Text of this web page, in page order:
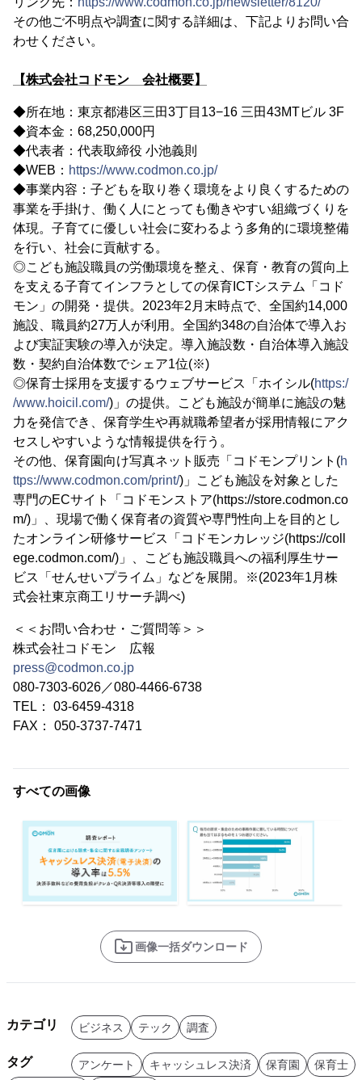
その他ご不明点や調査に関する詳細は、下記よりお問い合
わせください。
【株式会社コドモン 会社概要】
◆所在地：東京都港区三田3丁目13−16 三田43MTビル 3F
◆資本金：68,250,000円
◆代表者：代表取締役 小池義則
◆WEB： https://www.codmon.co.jp/
◆事業内容：子どもを取り巻く環境をより良くするための
事業を手掛け、働く人にとっても働きやすい組織づくりを
体現。子育てに優しい社会に変わるよう多角的に環境整備
を行い、社会に貢献する。
◎こども施設職員の労働環境を整え、保育・教育の質向上
を支える子育てインフラとしての保育ICTシステム「コド
モン」の開発・提供。2023年2月末時点で、全国約14,000
施設、職員約27万人が利用。全国約348の自治体で導入お
よび実証実験の導入が決定。導入施設数・自治体導入施設
数・契約自治体数でシェア1位(※)
◎保育士採用を支援するウェブサービス「ホイシル(https:/
/www.hoicil.com/)」の提供。こども施設が簡単に施設の魅
力を発信でき、保育学生や再就職希望者が採用情報にアク
セスしやすいような情報提供を行う。
その他、保育園向け写真ネット販売「コドモンプリント(h
ttps://www.codmon.com/print/)」こども施設を対象とした
専門のECサイト「コドモンストア(https://store.codmon.co
m/)」、現場で働く保育者の資質や専門性向上を目的とし
たオンライン研修サービス「コドモンカレッジ(https://coll
ege.codmon.com/)」、こども施設職員への福利厚生サー
ビス「せんせいプライム」などを展開。※(2023年1月株
式会社東京商工リサーチ調べ)
＜＜お問い合わせ・ご質問等＞＞
株式会社コドモン 広報
press@codmon.co.jp
080-7303-6026／080-4466-6738
TEL： 03-6459-4318
FAX： 050-3737-7471
すべての画像
画像一括ダウンロード
カテゴリ ビジネス テック 調査
タグ アンケート キャッシュレス決済 保育園
保育士